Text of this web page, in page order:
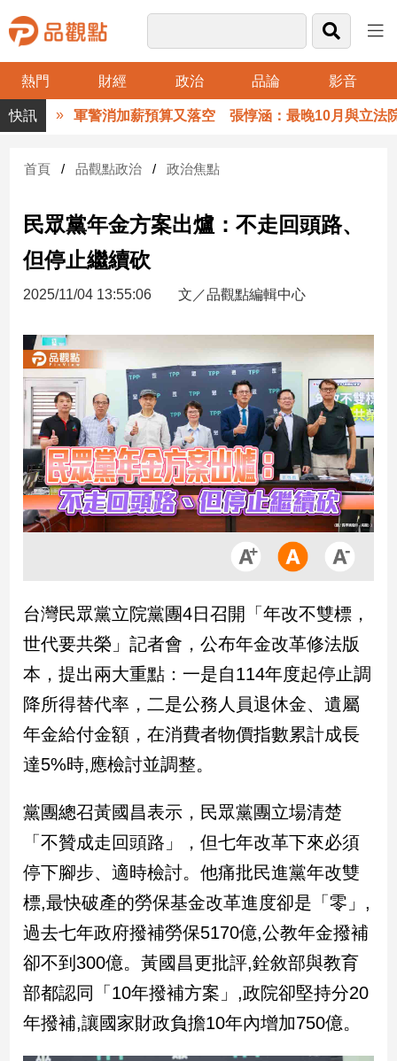
熱門 財經 政治 品論 影音
品
觀
財
台
財
新
產
經/
股
市
房
地
產
品
政
治
政
治
焦
品
觀
民
調
會
點
觀
點
兩
岸/
軍警消加薪預算又落空 張惇涵：最晚10月與立法院溝
首頁 品觀點政治 政治焦點
民眾黨年金方案出爐：不走回頭路、
但停止繼續砍
2025/11/04 13:55:06 文／品觀點編輯中心
台灣民眾黨立院黨團4日召開「年改不雙標，
世代要共榮」記者會，公布年金改革修法版
本，提出兩大重點：一是自114年度起停止調
降所得替代率，二是公務人員退休金、遺屬
年金給付金額，在消費者物價指數累計成長
達5%時,應檢討並調整。
黨團總召黃國昌表示，民眾黨團立場清楚
「不贊成走回頭路」，但七年改革下來必須
停下腳步、適時檢討。他痛批民進黨年改雙
標,最快破產的勞保基金改革進度卻是「零」,
過去七年政府撥補勞保5170億,公教年金撥補
卻不到300億。黃國昌更批評,銓敘部與教育
部都認同「10年撥補方案」,政院卻堅持分20
年撥補,讓國家財政負擔10年內增加750億。